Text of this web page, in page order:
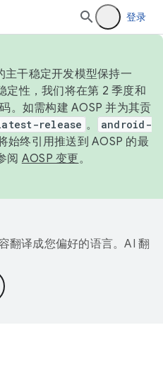
登录
主干稳定开发模型保持一
定性，我们将在第 2 季度和
。如需构建 AOSP 并为其贡
release 。
android-
始终引用推送到 AOSP 的最
阅 AOSP 变更。
翻译成您偏好的语言。AI 翻